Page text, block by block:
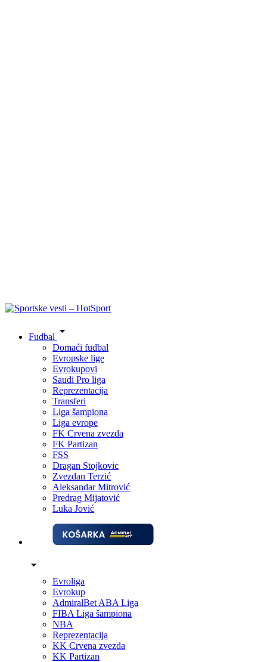
Fudbal
Domaći fudbal
Evropske lige
Evrokupovi
Saudi Pro liga
Reprezentacija
Transferi
Liga šampiona
Liga evrope
FK Crvena zvezda
FK Partizan
FSS
Dragan Stojkovic
Zvezdan Terzić
Aleksandar Mitrović
Predrag Mijatović
Luka Jović
Evroliga
Evrokup
AdmiralBet ABA Liga
FIBA Liga šampiona
NBA
Reprezentacija
KK Crvena zvezda
KK Partizan